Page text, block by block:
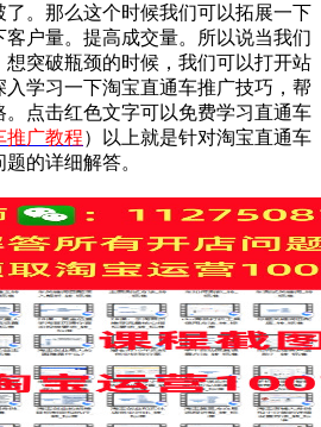
。那么这个时候我们可以拓展一下
户量。提高成交量。所以说当我们
突破瓶颈的时候，我们可以打开站
学习一下淘宝直通车推广技巧，帮
点击红色文字可以免费学习直通车
推广教程）以上就是针对淘宝直通车
的详细解答。